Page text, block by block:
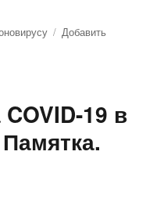
Добавить
19 в
19 в организациях.